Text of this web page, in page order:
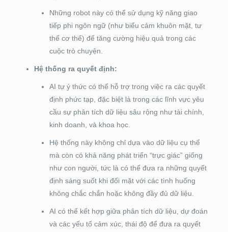
Những robot này có thể sử dụng kỹ năng giao
tiếp phi ngôn ngữ (như biểu cảm khuôn mặt, tư
thế cơ thể) để tăng cường hiệu quả trong các
cuộc trò chuyện.
Hệ thống ra quyết định:
AI tự ý thức có thể hỗ trợ trong việc ra các quyết
định phức tạp, đặc biệt là trong các lĩnh vực yêu
cầu sự phân tích dữ liệu sâu rộng như tài chính,
kinh doanh, và khoa học.
Hệ thống này không chỉ dựa vào dữ liệu cụ thể
mà còn có khả năng phát triển “trực giác” giống
như con người, tức là có thể đưa ra những quyết
định sáng suốt khi đối mặt với các tình huống
không chắc chắn hoặc không đầy đủ dữ liệu.
AI có thể kết hợp giữa phân tích dữ liệu, dự đoán
và các yếu tố cảm xúc, thái độ để đưa ra quyết